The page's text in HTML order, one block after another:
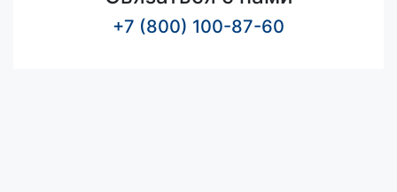
+7 (800) 100-87-60